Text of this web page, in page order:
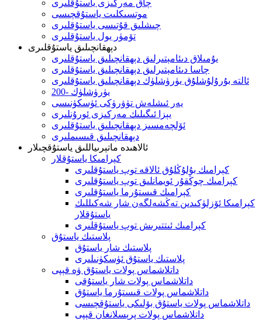
چاق مەركىزى ياستۇقلىرى
موتسىكلىت ياستۇقچىسى
چىشلىق قۇتىسى ياستۇقلىرى
تۆمۈر يول ياستۇقلىرى
دېھقانچىلىق ياستۇقلىرى
يۇمىلاق دىئامېتىرلىق دېھقانچىلىق ياستۇقلىرى
چاسا دىئامېتىرلىق دېھقانچىلىق ياستۇقلىرى
ئالتە بۇرۇلۇشلۇق يۈرۈشلۈك دېھقانچىلىق ياستۇقلىرى
200- يۈرۈشلۈك
يەر ئىشلەش تۈۋرۈكى ئۈسكۈنىسى
يېزا ئىگىلىك مەركىزى ئورۇنلىرى
ئۆلچەمسىز دېھقانچىلىق ياستۇقلىرى
دېھقانچىلىق قىسىملىرى
ئالاھىدە ماتېرىياللىق ياستۇقچىلار
كېرامىكا ياستۇقلار
كېرامىك بۇلۇڭلۇق ئالاقە توپ ياستۇقلىرى
كېرامىك چوڭقۇر ئويمانلىق توپ ياستۇقلىرى
كېرامىك قىستۇرما ياستۇقلىرى
كېرامىكا ئۆزلۈكىدىن تەڭشەلگەن شار شەكىللىك
ياستۇقلار
كېرامىك ئىتتىرىش توپ ياستۇقلىرى
پلاستىك ياستۇق
پلاستىك شار ياستۇق
پلاستىك ياستۇق ئۈسكۈنىلىرى
داتلاشماس پولات ياستۇق ۋە قېپى
داتلاشماس پولات شار ياستۇقى
داتلاشماس پولات قىستۇرما ياستۇق
داتلاشماس پولات ياستۇق بۆلىكى ياستۇقچىسى
داتلاشماس پولات پرېسلانغان قېپى